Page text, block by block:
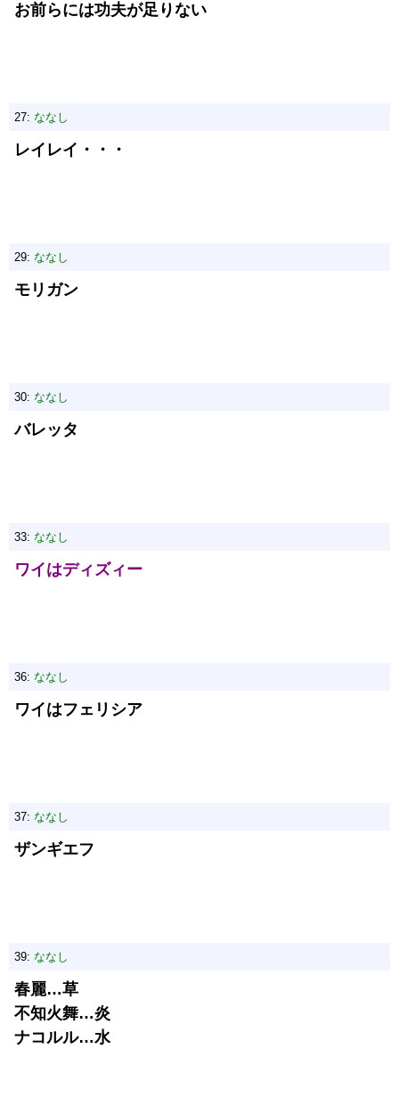
お前らには功夫が足りない
27: ななし
レイレイ・・・
29: ななし
モリガン
30: ななし
バレッタ
33: ななし
ワイはディズィー
36: ななし
ワイはフェリシア
37: ななし
ザンギエフ
39: ななし
春麗…草
不知火舞…炎
ナコルル…水